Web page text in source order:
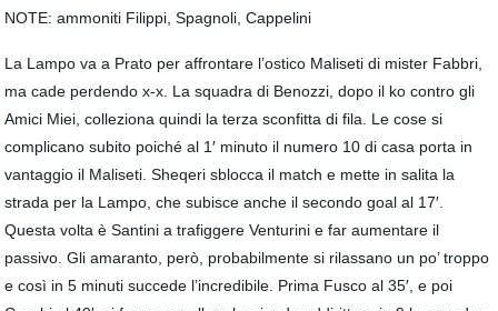
NOTE: ammoniti Filippi, Spagnoli, Cappelini
La Lampo va a Prato per affrontare l’ostico Maliseti di mister Fabbri,
ma cade perdendo x-x. La squadra di Benozzi, dopo il ko contro gli
Amici Miei, colleziona quindi la terza sconfitta di fila. Le cose si
complicano subito poiché al 1′ minuto il numero 10 di casa porta in
vantaggio il Maliseti. Sheqeri sblocca il match e mette in salita la
strada per la Lampo, che subisce anche il secondo goal al 17′.
Questa volta è Santini a trafiggere Venturini e far aumentare il
passivo. Gli amaranto, però, probabilmente si rilassano un po’ troppo
e così in 5 minuti succede l’incredibile. Prima Fusco al 35′, e poi